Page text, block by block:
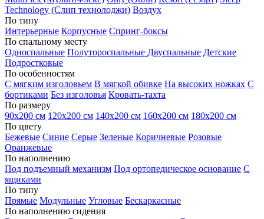
Technology (Слип технолоджи) Воздух
По типу
Интерьерные Корпусные Спринг-боксы
По спальному месту
Односпальные Полутороспальные Двуспальные Детские
Подростковые
По особенностям
С мягким изголовьем В мягкой обивке На высоких ножках С
бортиками Без изголовья Кровать-тахта
По размеру
90х200 см 120х200 см 140х200 см 160х200 см 180х200 см
По цвету
Бежевые Синие Серые Зеленые Коричневые Розовые
Оранжевые
По наполнению
Под подъемный механизм Под ортопедическое основание С
ящиками
По типу
Прямые Модульные Угловые Бескаркасные
По наполнению сидения